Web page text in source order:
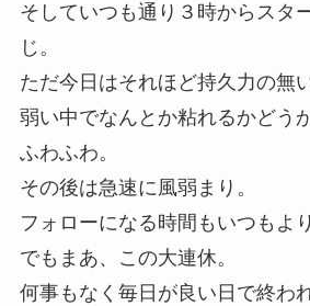
そしていつも通り３時からスタ
じ。
ただ今日はそれほど持久力の無
弱い中でなんとか粘れるかどう
ふわふわ。
その後は急速に風弱まり。
フォローになる時間もいつもよ
でもまあ、この大連休。
何事もなく毎日が良い日で終わ